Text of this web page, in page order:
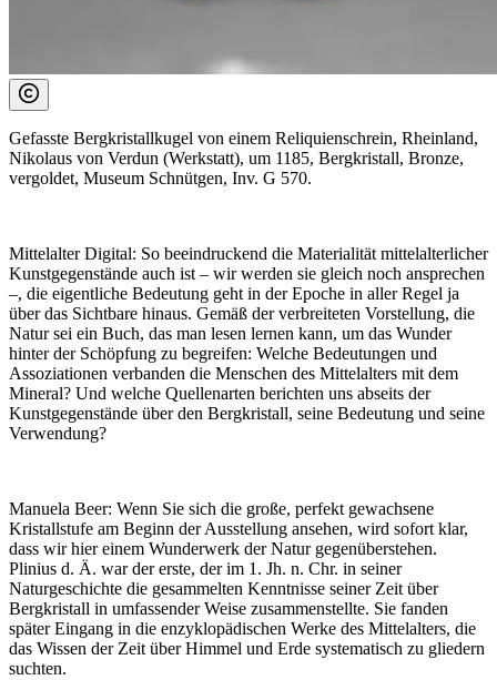
Gefasste Bergkristallkugel von einem Reliquienschrein, Rheinland,
Nikolaus von Verdun (Werkstatt), um 1185, Bergkristall, Bronze,
vergoldet, Museum Schnütgen, Inv. G 570.
Mittelalter Digital: So beeindruckend die Materialität mittelalterlicher
Kunstgegenstände auch ist – wir werden sie gleich noch ansprechen
–, die eigentliche Bedeutung geht in der Epoche in aller Regel ja
über das Sichtbare hinaus. Gemäß der verbreiteten Vorstellung, die
Natur sei ein Buch, das man lesen lernen kann, um das Wunder
hinter der Schöpfung zu begreifen: Welche Bedeutungen und
Assoziationen verbanden die Menschen des Mittelalters mit dem
Mineral? Und welche Quellenarten berichten uns abseits der
Kunstgegenstände über den Bergkristall, seine Bedeutung und seine
Verwendung?
Manuela Beer: Wenn Sie sich die große, perfekt gewachsene
Kristallstufe am Beginn der Ausstellung ansehen, wird sofort klar,
dass wir hier einem Wunderwerk der Natur gegenüberstehen.
Plinius d. Ä. war der erste, der im 1. Jh. n. Chr. in seiner
Naturgeschichte die gesammelten Kenntnisse seiner Zeit über
Bergkristall in umfassender Weise zusammenstellte. Sie fanden
später Eingang in die enzyklopädischen Werke des Mittelalters, die
das Wissen der Zeit über Himmel und Erde systematisch zu gliedern
suchten.